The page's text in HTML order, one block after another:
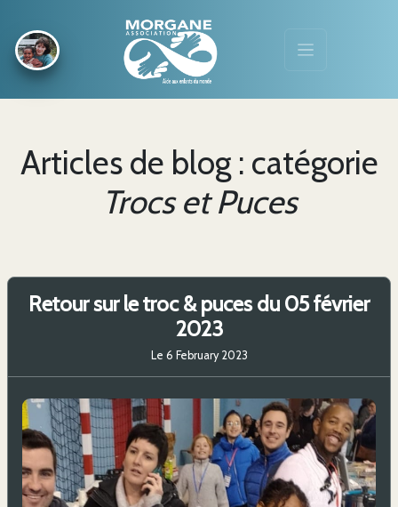
Articles de blog : catégorie
Trocs et Puces
Retour sur le troc & puces du 05 février
2023
Le 6 February 2023